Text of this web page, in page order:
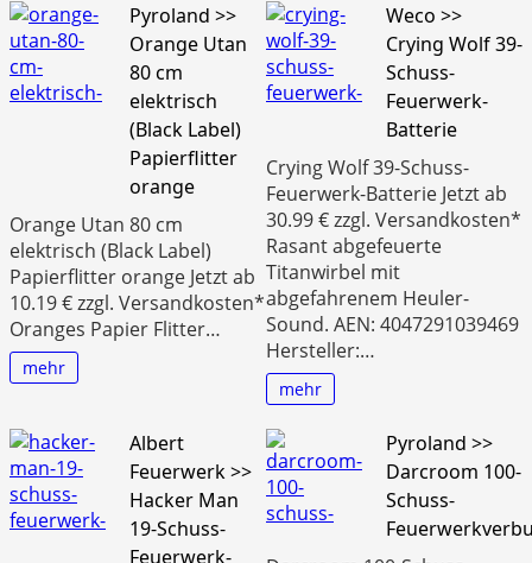
Pyroland >>
Orange Utan
80 cm
elektrisch
(Black Label)
Papierflitter
orange
Orange Utan 80 cm
elektrisch (Black Label)
Papierflitter orange Jetzt ab
10.19 € zzgl. Versandkosten*
Oranges Papier Flitter…
mehr
Weco >>
Crying Wolf 39-
Schuss-
Feuerwerk-
Batterie
Crying Wolf 39-Schuss-
Feuerwerk-Batterie Jetzt ab
30.99 € zzgl. Versandkosten*
Rasant abgefeuerte
Titanwirbel mit
abgefahrenem Heuler-
Sound. AEN: 4047291039469
Hersteller:…
mehr
Albert
Feuerwerk >>
Hacker Man
19-Schuss-
Feuerwerk-
Pyroland >>
Darcroom 100-
Schuss-